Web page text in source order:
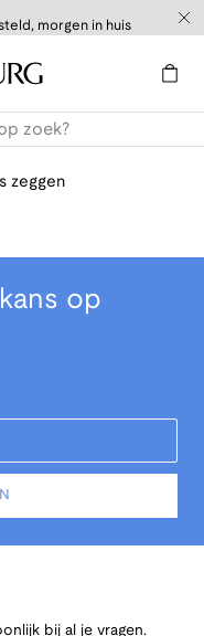
morgen in huis
zeggen
op
bij al je vragen.